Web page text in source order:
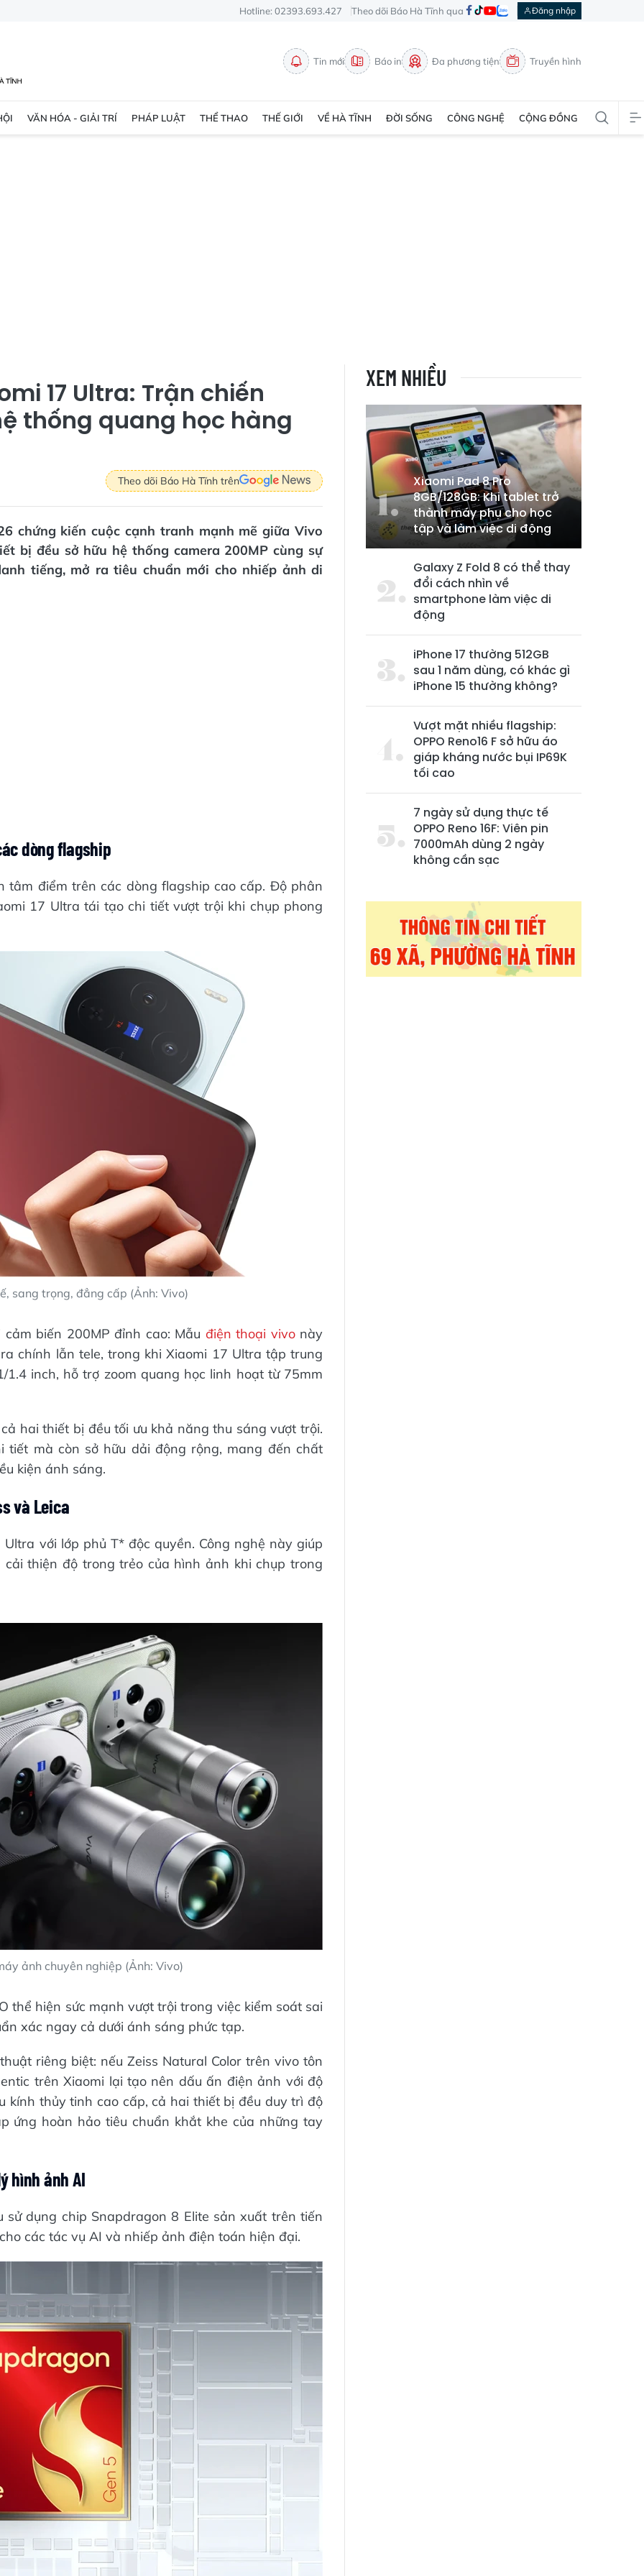
Hotline: 02393.693.427 Theo dõi Báo Hà Tĩnh qua Đăng nhập
Tin mới Báo in Đa phương tiện Truyền hình
VĂN HÓA - GIẢI TRÍ PHÁP LUẬT THỂ THAO THẾ GIỚI VỀ HÀ TĨNH ĐỜI SỐNG CÔNG NGHỆ CỘNG ĐỒNG
17 Ultra: Trận chiến
thống quang học hàng
Theo dõi Báo Hà Tĩnh trên
chứng kiến cuộc cạnh tranh mạnh mẽ giữa Vivo
bị đều sở hữu hệ thống camera 200MP cùng sự
tiếng, mở ra tiêu chuẩn mới cho nhiếp ảnh di
dòng flagship
tâm điểm trên các dòng flagship cao cấp. Độ phân
17 Ultra tái tạo chi tiết vượt trội khi chụp phong
sang trọng, đẳng cấp (Ảnh: Vivo)
biến 200MP đỉnh cao: Mẫu điện thoại vivonày
chính lẫn tele, trong khi Xiaomi 17 Ultra tập trung
inch, hỗ trợ zoom quang học linh hoạt từ 75mm
hai thiết bị đều tối ưu khả năng thu sáng vượt trội.
tiết mà còn sở hữu dải động rộng, mang đến chất
kiện ánh sáng.
và Leica
với lớp phủ T* độc quyền. Công nghệ này giúp
thiện độ trong trẻo của hình ảnh khi chụp trong
ảnh chuyên nghiệp (Ảnh: Vivo)
thể hiện sức mạnh vượt trội trong việc kiểm soát sai
xác ngay cả dưới ánh sáng phức tạp.
riêng biệt: nếu Zeiss Natural Color trên vivo tôn
trên Xiaomi lại tạo nên dấu ấn điện ảnh với độ
kính thủy tinh cao cấp, cả hai thiết bị đều duy trì độ
ứng hoàn hảo tiêu chuẩn khắt khe của những tay
hình ảnh AI
dụng chip Snapdragon 8 Elite sản xuất trên tiến
các tác vụ AI và nhiếp ảnh điện toán hiện đại.
XEM NHIỀU
Xiaomi Pad 8 Pro
8GB/128GB: Khi tablet trở
thành máy phụ cho học
tập và làm việc di động
Galaxy Z Fold 8 có thể thay
đổi cách nhìn về
smartphone làm việc di
động
iPhone 17 thường 512GB
sau 1 năm dùng, có khác gì
iPhone 15 thường không?
Vượt mặt nhiều flagship:
OPPO Reno16 F sở hữu áo
giáp kháng nước bụi IP69K
tối cao
7 ngày sử dụng thực tế
OPPO Reno 16F: Viên pin
7000mAh dùng 2 ngày
không cần sạc